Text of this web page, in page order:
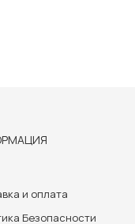
и оплата
Безопасности